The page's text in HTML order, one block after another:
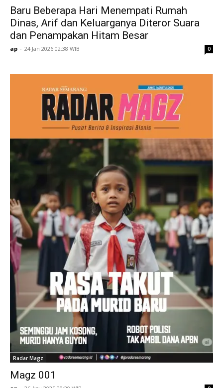
Baru Beberapa Hari Menempati Rumah
Dinas, Arif dan Keluarganya Diteror Suara
dan Penampakan Hitam Besar
ap - 24 Jan 2026 02:38 WIB 0
Radar Magz
Magz 001